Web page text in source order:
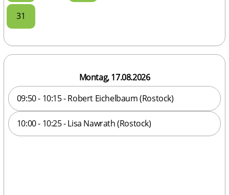
31
Montag, 17.08.2026
09:50 - 10:15 - Robert Eichelbaum (Rostock)
10:00 - 10:25 - Lisa Nawrath (Rostock)